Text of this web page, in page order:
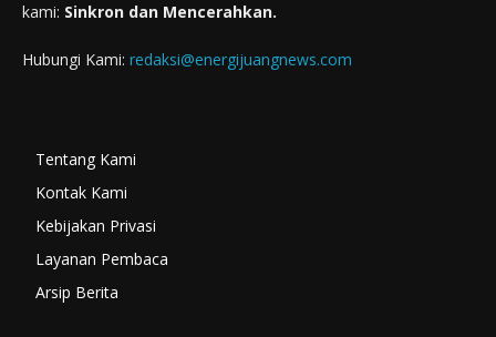
kami: Sinkron dan Mencerahkan.
Hubungi Kami: redaksi@energijuangnews.com
Tentang Kami
Kontak Kami
Kebijakan Privasi
Layanan Pembaca
Arsip Berita